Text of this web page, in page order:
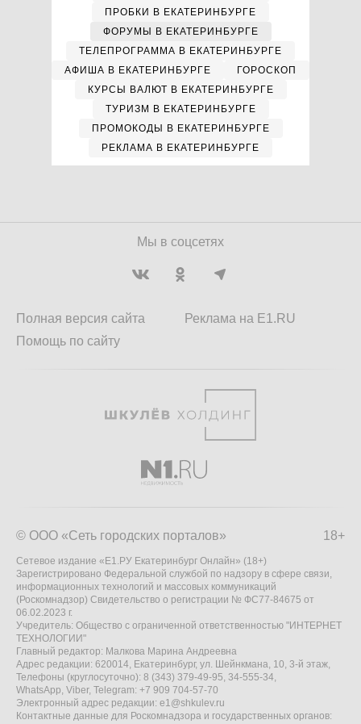
ПРОБКИ В ЕКАТЕРИНБУРГЕ
ФОРУМЫ В ЕКАТЕРИНБУРГЕ
ТЕЛЕПРОГРАММА В ЕКАТЕРИНБУРГЕ
АФИША В ЕКАТЕРИНБУРГЕ
ГОРОСКОП
КУРСЫ ВАЛЮТ В ЕКАТЕРИНБУРГЕ
ТУРИЗМ В ЕКАТЕРИНБУРГЕ
ПРОМОКОДЫ В ЕКАТЕРИНБУРГЕ
РЕКЛАМА В ЕКАТЕРИНБУРГЕ
Мы в соцсетях
Полная версия сайта
Помощь по сайту
Реклама на E1.RU
18+
© ООО «Сеть городских порталов»
Сетевое издание «Е1.РУ Екатеринбург Онлайн» (18+)
Зарегистрировано Федеральной службой по надзору в сфере связи,
информационных технологий и массовых коммуникаций
(Роскомнадзор) Свидетельство о регистрации № ФС77-84675 от
06.02.2023 г.
Учредитель: Общество с ограниченной ответственностью "ИНТЕРНЕТ
ТЕХНОЛОГИИ"
Главный редактор: Малкова Марина Андреевна
Адрес редакции: 620014, Екатеринбург, ул. Шейнкмана, 10, 3-й этаж,
Телефоны (круглосуточно): 8 (343) 379-49-95, 34-555-34,
WhatsApp, Viber, Telegram: +7 909 704-57-70
Электронный адрес редакции: e1@shkulev.ru
Контактные данные для Роскомнадзора и государственных органов: